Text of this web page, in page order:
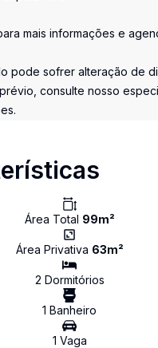
mais informações e
pode sofrer alteração de
consulte nosso
Área Total 99m²
Área Privativa 63m²
2 Dormitórios
1 Banheiro
1 Vaga